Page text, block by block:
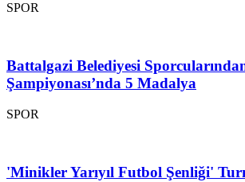
SPOR
Battalgazi Belediyesi
Şampiyonası’nda 5 Madalya
SPOR
'Minikler Yarıyıl Futbol Şenliği'